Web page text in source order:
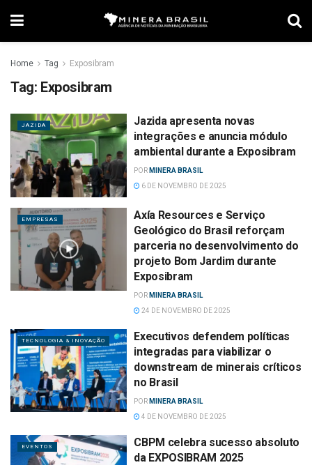
Home Tag Exposibram
Tag: Exposibram
JAZIDA
Jazida apresenta novas
integrações e anuncia módulo
ambiental durante a Exposibram
POR MINERA BRASIL
6 DE NOVEMBRO DE 2025
EMPRESAS
Axía Resources e Serviço
Geológico do Brasil reforçam
parceria no desenvolvimento do
projeto Bom Jardim durante
Exposibram
POR MINERA BRASIL
24 DE NOVEMBRO DE 2025
TECNOLOGIA & INOVAÇÃO
Executivos defendem políticas
integradas para viabilizar o
downstream de minerais críticos
no Brasil
POR MINERA BRASIL
4 DE NOVEMBRO DE 2025
EVENTOS
CBPM celebra sucesso absoluto
da EXPOSIBRAM 2025